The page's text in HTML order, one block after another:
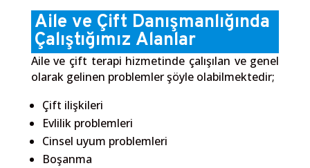
Aile ve Çift Danışmanlığında
Çalıştığımız Alanlar
Aile ve çift terapi hizmetinde çalışılan ve genel
olarak gelinen problemler şöyle olabilmektedir;
Çift ilişkileri
Evlilik problemleri
Cinsel uyum problemleri
Boşanma